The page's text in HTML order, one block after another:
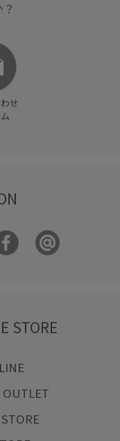
せ
STORE